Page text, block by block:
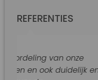
REFERENTIES
van onze
duidelijk en